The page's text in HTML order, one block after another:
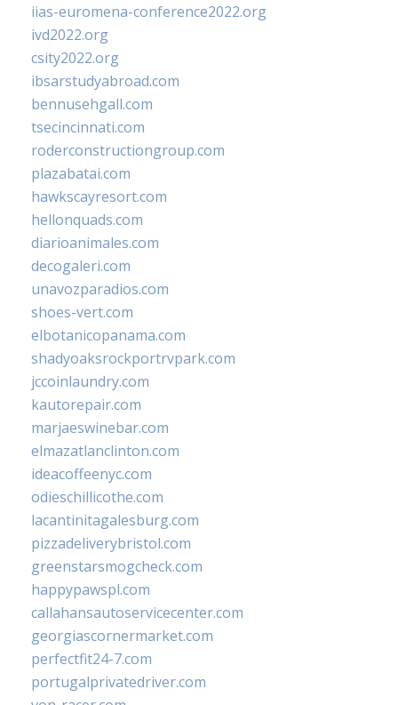
iias-euromena-conference2022.org
ivd2022.org
csity2022.org
ibsarstudyabroad.com
bennusehgall.com
tsecincinnati.com
roderconstructiongroup.com
plazabatai.com
hawkscayresort.com
hellonquads.com
diarioanimales.com
decogaleri.com
unavozparadios.com
shoes-vert.com
elbotanicopanama.com
shadyoaksrockportrvpark.com
jccoinlaundry.com
kautorepair.com
marjaeswinebar.com
elmazatlanclinton.com
ideacoffeenyc.com
odieschillicothe.com
lacantinitagalesburg.com
pizzadeliverybristol.com
greenstarsmogcheck.com
happypawspl.com
callahansautoservicecenter.com
georgiascornermarket.com
perfectfit24-7.com
portugalprivatedriver.com